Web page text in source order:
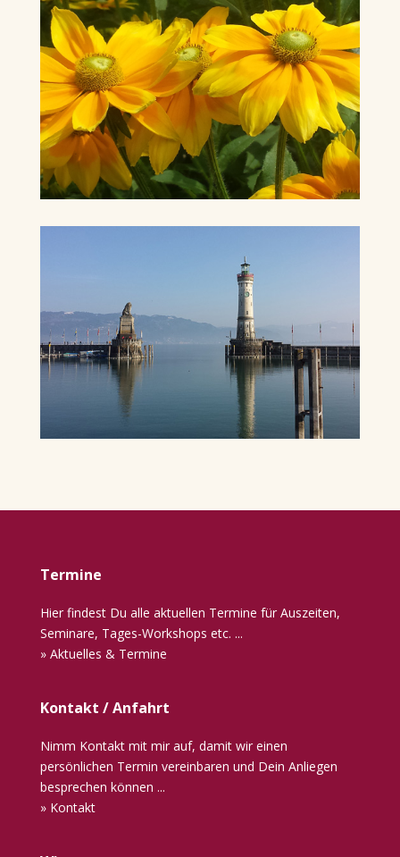
Termine
Hier findest Du alle aktuellen Termine für Auszeiten,
Seminare, Tages-Workshops etc. ...
» Aktuelles & Termine
Kontakt / Anfahrt
Nimm Kontakt mit mir auf, damit wir einen
persönlichen Termin vereinbaren und Dein Anliegen
besprechen können ...
» Kontakt